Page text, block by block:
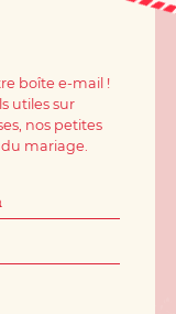
boîte e-mail !
utiles sur
nos petites
mariage.